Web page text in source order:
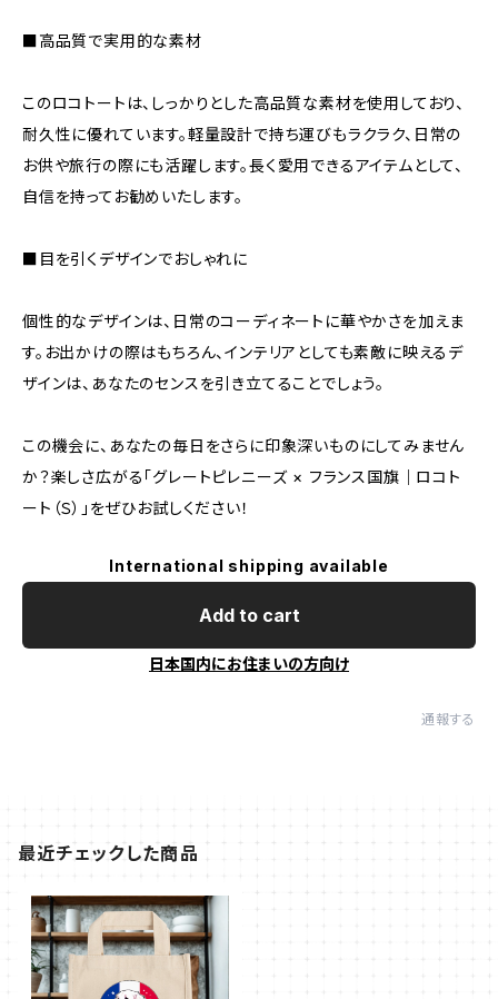
■高品質で実用的な素材
このロコトートは、しっかりとした高品質な素材を使用しており、
耐久性に優れています。軽量設計で持ち運びもラクラク、日常の
お供や旅行の際にも活躍します。長く愛用できるアイテムとして、
自信を持ってお勧めいたします。
■目を引くデザインでおしゃれに
個性的なデザインは、日常のコーディネートに華やかさを加えま
す。お出かけの際はもちろん、インテリアとしても素敵に映えるデ
ザインは、あなたのセンスを引き立てることでしょう。
この機会に、あなたの毎日をさらに印象深いものにしてみません
か？楽しさ広がる「グレートピレニーズ × フランス国旗｜ロコト
ート（Ｓ）」をぜひお試しください！
International shipping available
Add to cart
日本国内にお住まいの方向け
通報する
最近チェックした商品